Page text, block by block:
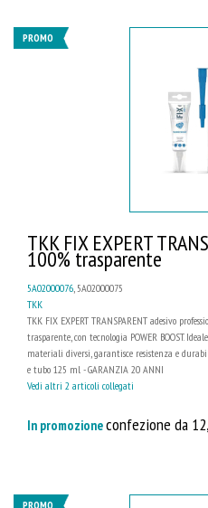
PROMO
TKK FIX EXPERT
100% trasparente
5A02000076 , 5A02000075
TKK
TKK FIX EXPERT TRANSPARENT adesivo
trasparente, con tecnologia POWER BOOST.
materiali diversi, garantisce resistenza e
e tubo 125 ml - GARANZIA 20 ANNI
Vedi altri 2 articoli collegati
In promozioneconfezione da
PROMO